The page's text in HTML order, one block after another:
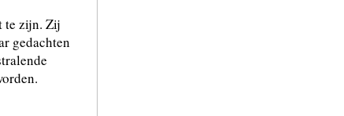
te zijn. Zij
gedachten